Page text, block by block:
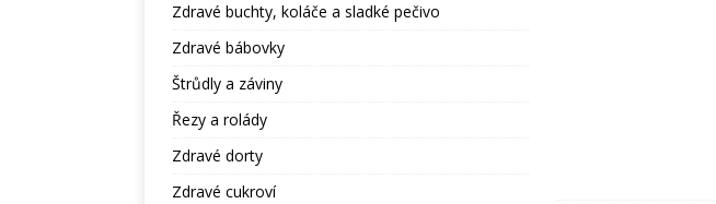
Zdravé buchty, koláče a sladké pečivo
Zdravé bábovky
Štrůdly a záviny
Řezy a rolády
Zdravé dorty
Zdravé cukroví